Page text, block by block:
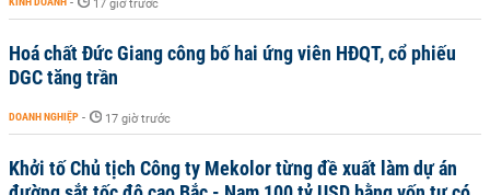
17 giờ trước
Hoá chất Đức Giang công bố hai ứng viên HĐQT, cổ phiếu
DGC tăng trần
DOANH NGHIỆP - 17 giờ trước
Khởi tố Chủ tịch Công ty Mekolor từng đề xuất làm dự án